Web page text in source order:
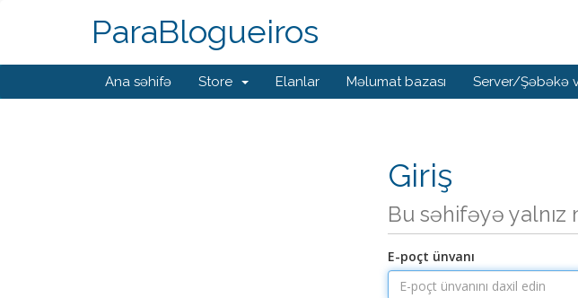
ParaBlogueiros
Ana səhifə Store Elanlar Məlumat bazası Server/Şəbəkə
Giriş
Bu səhifəyə
E-poçt ünvanı